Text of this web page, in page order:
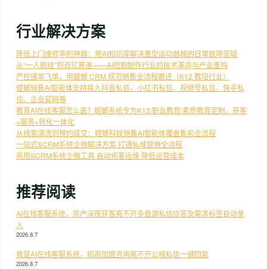
行业解决方案
降低上门维修率的神器：用AI知识库解决重型运动器械的日常故障答疑
从“一人剧组”到百亿赛道——AI短剧制作行业的技术革命与产业重构
严控撞单飞单，用螳螂 CRM 规范销售全流程跟进（K12 教培行业）
螳螂销售AI智能体支持接入抖音私信、小红书私信、视频号私信、快手私
信、企业官网等
教育AI在线客服怎么选？螳螂系统专为K12/职业教育/素质教育定制，获客
+服务+转化一体化
从线索清洗到预约成交：螳螂科技销售AI智能体覆盖售前全流程
一站式SCRM系统企微解决方案 打通私域营销全流程
商用SCRM系统企微工具 自动拓客运维 降低运营成本
推荐阅读
AI在线客服系统，房产深夜获客离不开多盘源私信应答及需求标签自动录
入
2026.8.7
我是AI在线客服系统，招商加盟咨询离不开公域私信一键回复
2026.8.7